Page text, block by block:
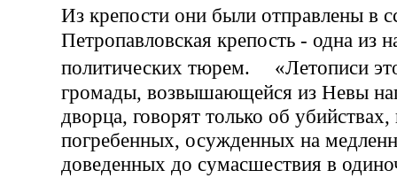
Из крепости они были отправлены
Петропавловская крепость - одна из
политических тюрем. «Летописи
громады, возвышающейся из Невы
дворца, говорят только об
погребенных, осужденных на
доведенных до сумасшествия в